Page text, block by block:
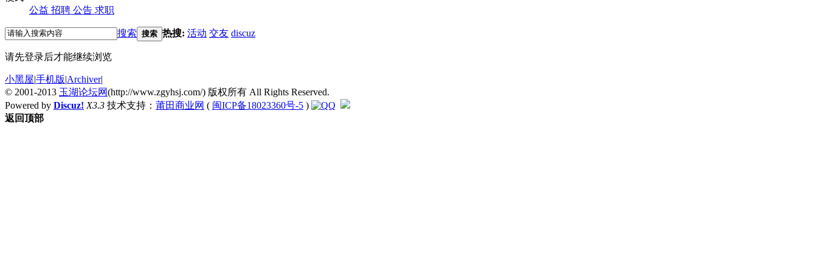
公益 招聘 公告 求职
搜索 搜索 热搜: 活动 交友 discuz
请先登录后才能继续浏览
小黑屋|手机版|Archiver|
© 2001-2013 玉湖论坛网(http://www.zgyhsj.com/) 版权所有 All Rights Reserved.
Powered by Discuz! X3.3 技术支持： 莆田商业网 ( 闽ICP备18023360号-5 )
返回顶部